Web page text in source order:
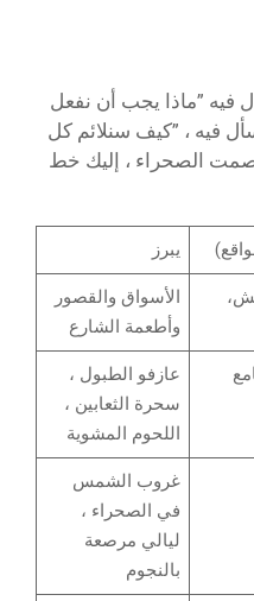
فيه ”ماذا يجب أن نفعل
فيه ، ”كيف سنلائم كل
الصحراء ، إليك خط
يبرز
الأسواق والقصور
وأطعمة الشارع
عازفو الطبول ،
سحرة الثعابين ،
اللحوم المشوية
غروب الشمس
في الصحراء ،
ليالي مرصعة
بالنجوم